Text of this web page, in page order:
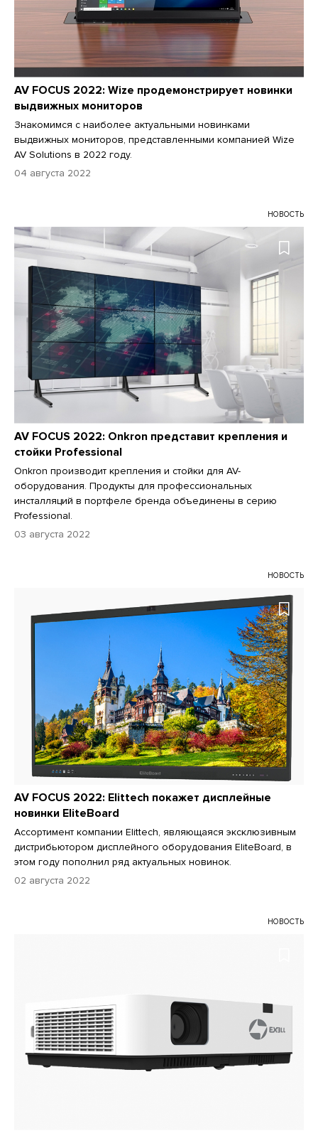
AV FOCUS 2022: Wize продемонстрирует новинки
выдвижных мониторов
Знакомимся с наиболее актуальными новинками
выдвижных мониторов, представленными компанией Wize
AV Solutions в 2022 году.
04 августа 2022
НОВОСТЬ
AV FOCUS 2022: Onkron представит крепления и
стойки Professional
Onkron производит крепления и стойки для AV-
оборудования. Продукты для профессиональных
инсталляций в портфеле бренда объединены в серию
Professional.
03 августа 2022
НОВОСТЬ
AV FOCUS 2022: Elittech покажет дисплейные
новинки EliteBoard
Ассортимент компании Elittech, являющаяся эксклюзивным
дистрибьютором дисплейного оборудования EliteBoard, в
этом году пополнил ряд актуальных новинок.
02 августа 2022
НОВОСТЬ